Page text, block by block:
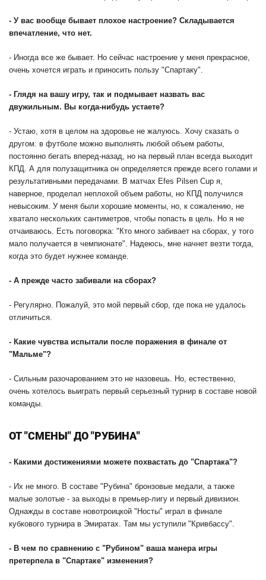
- У вас вообще бывает плохое настроение? Складывается
впечатление, что нет.
- Иногда все же бывает. Но сейчас настроение у меня прекрасное,
очень хочется играть и приносить пользу "Спартаку".
- Глядя на вашу игру, так и подмывает назвать вас
двужильным. Вы когда-нибудь устаете?
- Устаю, хотя в целом на здоровье не жалуюсь. Хочу сказать о
другом: в футболе можно выполнять любой объем работы,
постоянно бегать вперед-назад, но на первый план всегда выходит
КПД. А для полузащитника он определяется прежде всего голами и
результативными передачами. В матчах Efes Pilsen Cup я,
наверное, проделал неплохой объем работы, но КПД получился
невысоким. У меня были хорошие моменты, но, к сожалению, не
хватало нескольких сантиметров, чтобы попасть в цель. Но я не
отчаиваюсь. Есть поговорка: "Кто много забивает на сборах, у того
мало получается в чемпионате". Надеюсь, мне начнет везти тогда,
когда это будет нужнее команде.
- А прежде часто забивали на сборах?
- Регулярно. Пожалуй, это мой первый сбор, где пока не удалось
отличиться.
- Какие чувства испытали после поражения в финале от
"Мальме"?
- Сильным разочарованием это не назовешь. Но, естественно,
очень хотелось выиграть первый серьезный турнир в составе новой
команды.
ОТ "СМЕНЫ" ДО "РУБИНА"
- Какими достижениями можете похвастать до "Спартака"?
- Их не много. В составе "Рубина" бронзовые медали, а также
малые золотые - за выходы в премьер-лигу и первый дивизион.
Однажды в составе новотроицкой "Носты" играл в финале
кубкового турнира в Эмиратах. Там мы уступили "Кривбассу".
- В чем по сравнению с "Рубином" ваша манера игры
претерпела в "Спартаке" изменения?